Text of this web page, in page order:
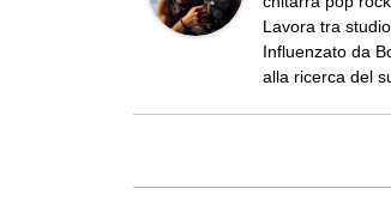
Lavora tra
Influenzato da
alla ricerca del